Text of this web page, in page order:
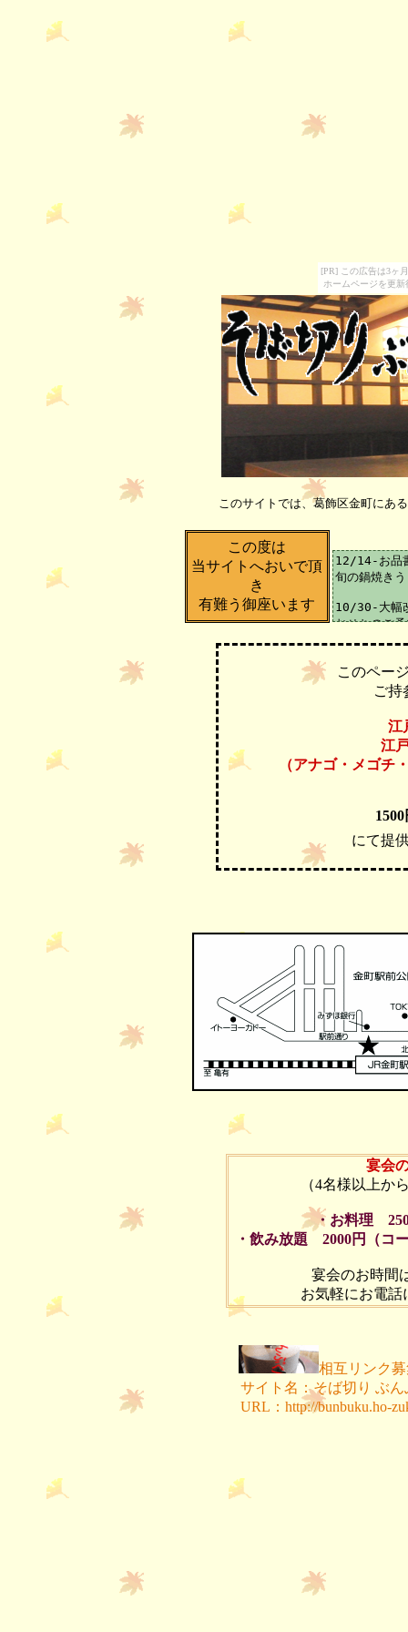
[PR] この広告は3ヶ
ホームページを更
このサイトでは、葛飾区金町にあ
この度は
当サイトへおいで頂
き
有難う御座います
このペー
ご持
江
江
（アナゴ・メゴチ
1500
にて提
宴会
（4名様以上か
・お料理
・飲み放題 2000円（コ
宴会のお時間
お気軽にお電話
相互リンク
サイト名：そば切り ぶん
URL：http://bunbuku.ho-